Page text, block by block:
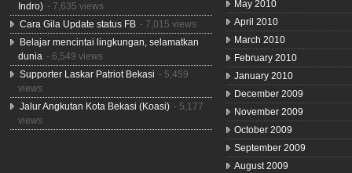
Indro) - 7,635 views
Cara Gila Update status FB - 7,015 views
Belajar mencintai lingkungan, selamatkan
dunia - 6,549 views
Supporter Laskar Patriot Bekasi - 5,459
views
Jalur Angkutan Kota Bekasi (Koasi) - 5,177
views
May 2010
April 2010
March 2010
February 2010
January 2010
December 2009
November 2009
October 2009
September 2009
August 2009